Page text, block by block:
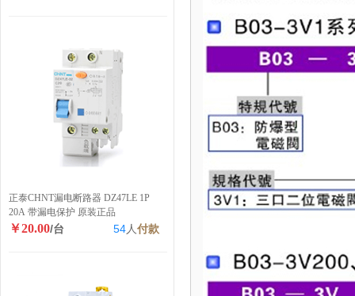
正泰CHNT漏电断路器 DZ47LE 1P
20A 带漏电保护 原装正品
￥20.00/台 54人付款